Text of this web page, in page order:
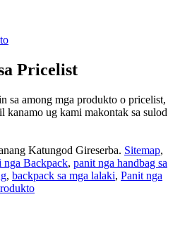
Pricelist
sa among mga produkto o pricelist,
ug kami makontak sa sulod
Katungod Gireserba. Sitemap,
nga Backpack, panit nga handbag sa
, backpack sa mga lalaki, Panit nga